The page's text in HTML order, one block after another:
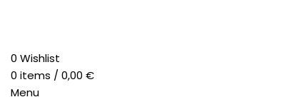
0 Wishlist
0 items / 0,00 €
Menu